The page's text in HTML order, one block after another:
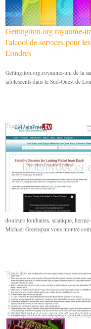
Gettingiton.org.royaume-
l'alcool de services pour
Londres
Gettingiton.org.royaume-uni de la
adolescents dans le Sud-Ouest de
douleurs lombaires, sciatique,
Michael Greenspan vous montre